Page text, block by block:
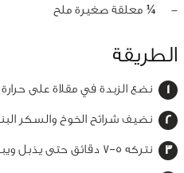
‏-
¼ معلقة صغيرة ملح
الطريقة
نضع الزبدة في مقلاة على
نضيف شرائح الخوخ والسكر
نتركه 5–7 دقائق حتى يذبل ويبدأ يتكرمل خفيفًا.